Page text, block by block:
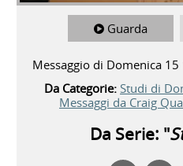
Guarda
Messaggio di Domenica
Da Categorie: Studi di
Messaggi da Craig
Da Serie: "